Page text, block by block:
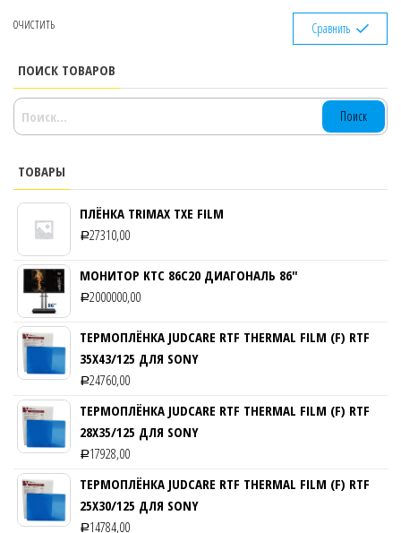
ОЧИСТИТЬ Сравнить
ПОИСК ТОВАРОВ
НАЙТИ:
ТОВАРЫ
ПЛЁНКА TRIMAX TXE FILM
Р27310,00
МОНИТОР KTC 86C20 ДИАГОНАЛЬ 86″
Р2000000,00
ТЕРМОПЛЁНКА JUDCARE RTF THERMAL FILM (F) RTF
35Х43/125 ДЛЯ SONY
Р24760,00
ТЕРМОПЛЁНКА JUDCARE RTF THERMAL FILM (F) RTF
28Х35/125 ДЛЯ SONY
Р17928,00
ТЕРМОПЛЁНКА JUDCARE RTF THERMAL FILM (F) RTF
25Х30/125 ДЛЯ SONY
Р14784,00